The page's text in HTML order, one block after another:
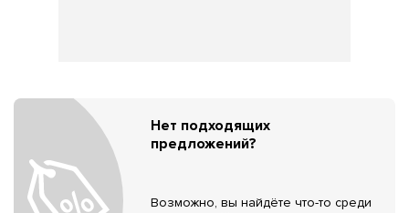
Нет подходящих
предложений?
Возможно, вы найдёте что-то среди